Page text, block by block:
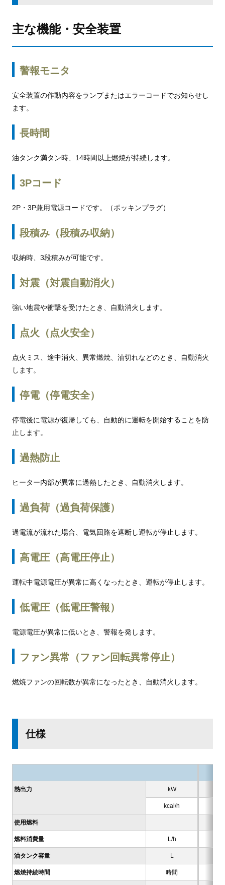
主な機能・安全装置
警報モニタ
安全装置の作動内容をランプまたはエラーコードでお知らせし
ます。
長時間
油タンク満タン時、14時間以上燃焼が持続します。
3Pコード
2P・3P兼用電源コードです。（ポッキンプラグ）
段積み（段積み収納）
収納時、3段積みが可能です。
対震（対震自動消火）
強い地震や衝撃を受けたとき、自動消火します。
点火（点火安全）
点火ミス、途中消火、異常燃焼、油切れなどのとき、自動消火
します。
停電（停電安全）
停電後に電源が復帰しても、自動的に運転を開始することを防
止します。
過熱防止
ヒーター内部が異常に過熱したとき、自動消火します。
過負荷（過負荷保護）
過電流が流れた場合、電気回路を遮断し運転が停止します。
高電圧（高電圧停止）
運転中電源電圧が異常に高くなったとき、運転が停止します。
低電圧（低電圧警報）
電源電圧が異常に低いとき、警報を発します。
ファン異常（ファン回転異常停止）
燃焼ファンの回転数が異常になったとき、自動消火します。
仕様
熱出力 kW
kcal/h
使用燃料
燃料消費量 L/h
油タンク容量 L
燃焼持続時間 時間